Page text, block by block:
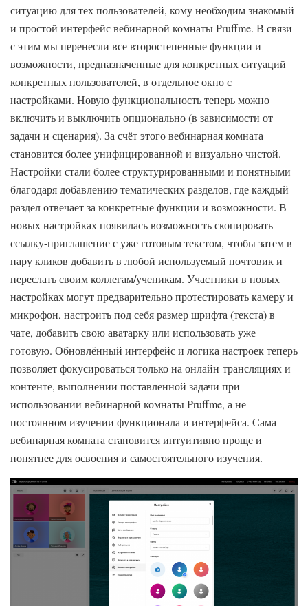
ситуацию для тех пользователей, кому необходим знакомый
и простой интерфейс вебинарной комнаты Pruffme. В связи
с этим мы перенесли все второстепенные функции и
возможности, предназначенные для конкретных ситуаций
конкретных пользователей, в отдельное окно с
настройками. Новую функциональность теперь можно
включить и выключить опционально (в зависимости от
задачи и сценария). За счёт этого вебинарная комната
становится более унифицированной и визуально чистой.
Настройки стали более структурированными и понятными
благодаря добавлению тематических разделов, где каждый
раздел отвечает за конкретные функции и возможности. В
новых настройках появилась возможность скопировать
ссылку-приглашение с уже готовым текстом, чтобы затем в
пару кликов добавить в любой используемый почтовик и
переслать своим коллегам/ученикам. Участники в новых
настройках могут предварительно протестировать камеру и
микрофон, настроить под себя размер шрифта (текста) в
чате, добавить свою аватарку или использовать уже
готовую. Обновлённый интерфейс и логика настроек теперь
позволяет фокусироваться только на онлайн-трансляциях и
контенте, выполнении поставленной задачи при
использовании вебинарной комнаты Pruffme, а не
постоянном изучении функционала и интерфейса. Сама
вебинарная комната становится интуитивно проще и
понятнее для освоения и самостоятельного изучения.